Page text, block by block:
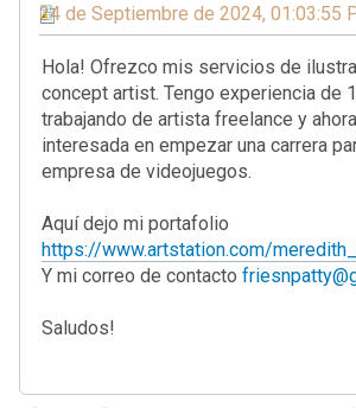
24 de Septiembre de 2024, 01:03:55
Hola! Ofrezco mis servicios de
concept artist. Tengo experiencia de
trabajando de artista freelance y
interesada en empezar una carrera
empresa de videojuegos.
Aquí dejo mi portafolio
https://www.artstation.com/
Y mi correo de contacto
Saludos!